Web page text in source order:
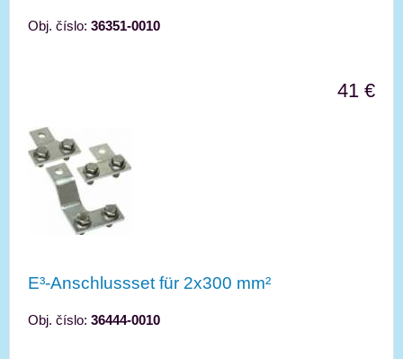
Obj. číslo: 36351-0010
41 €
E³-Anschlussset für 2x300 mm²
Obj. číslo: 36444-0010